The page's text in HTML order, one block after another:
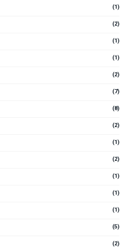
(1)
(2)
(1)
(1)
(2)
(7)
(8)
(2)
(1)
(2)
(1)
(1)
(1)
(5)
(2)